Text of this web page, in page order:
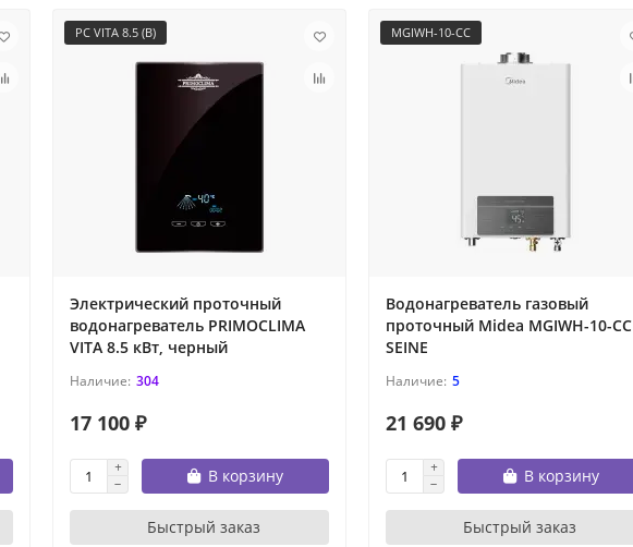
PC VITA 8.5 (B)
Электрический проточный
водонагреватель PRIMOCLIMA
VITA 8.5 кВт, черный
304
17 100 ₽
В корзину
Быстрый заказ
MGIWH-10-CC
Водонагреватель газовый
проточный Midea MGIWH-10-CC
SEINE
5
21 690 ₽
В корзину
Быстрый заказ